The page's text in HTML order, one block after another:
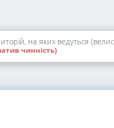
на яких ведуться
чинність)